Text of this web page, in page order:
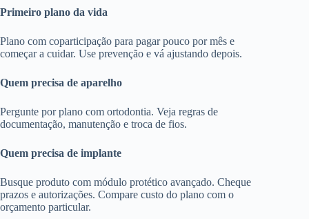
Primeiro plano da vida
Plano com coparticipação para pagar pouco por mês e
começar a cuidar. Use prevenção e vá ajustando depois.
Quem precisa de aparelho
Pergunte por plano com ortodontia. Veja regras de
documentação, manutenção e troca de fios.
Quem precisa de implante
Busque produto com módulo protético avançado. Cheque
prazos e autorizações. Compare custo do plano com o
orçamento particular.